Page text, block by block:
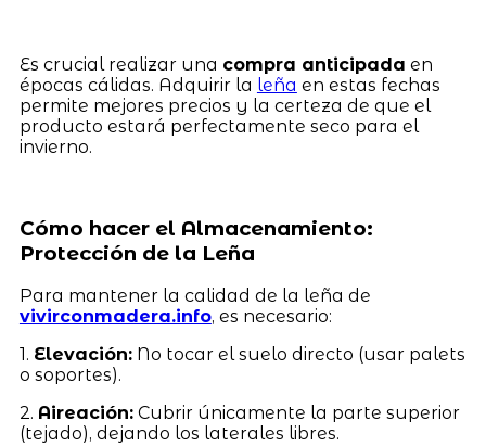
Es crucial realizar una compra anticipada en
épocas cálidas. Adquirir la leña en estas fechas
permite mejores precios y la certeza de que el
producto estará perfectamente seco para el
invierno.
Cómo hacer el Almacenamiento:
Protección de la Leña
Para mantener la calidad de la leña de
vivirconmadera.info, es necesario:
1. Elevación:No tocar el suelo directo (usar palets
o soportes).
2. Aireación:Cubrir únicamente la parte superior
(tejado), dejando los laterales libres.